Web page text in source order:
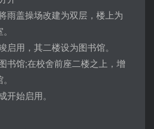
雨盖操场改建为双层，楼上为
启用，其二楼设为图书馆。
书馆;在校舍前座二楼之上，增
开始启用。